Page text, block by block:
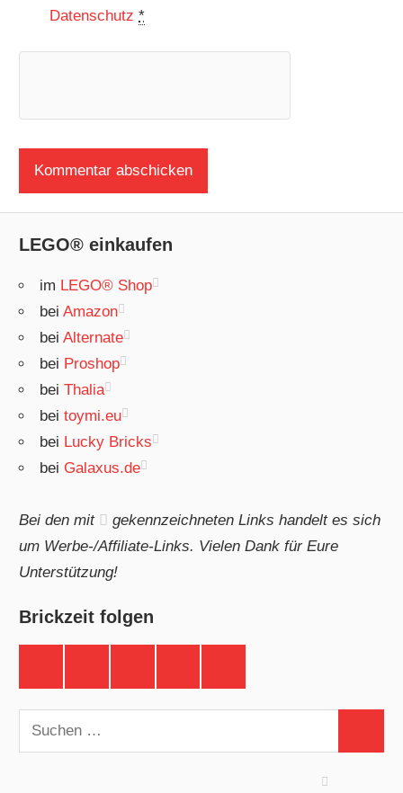
Datenschutz *
LEGO® einkaufen
im LEGO® Shop
beiAmazon
beiAlternate
bei Proshop
beiThalia
beitoymi.eu
bei Lucky Bricks
bei Galaxus.de
Bei den mit
gekennzeichneten Links handelt es sich
um Werbe-/Affiliate-Links. Vielen Dank für Eure
Unterstützung!
Brickzeit folgen
Suchen
nach: